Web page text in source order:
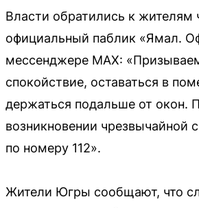
Власти обратились к жителям
официальный паблик «Ямал.
мессенджере MAX:
спокойствие, оставаться в
держаться подальше от окон.
возникновении чрезвычайной
по номеру 112».
Жители Югры сообщают, что